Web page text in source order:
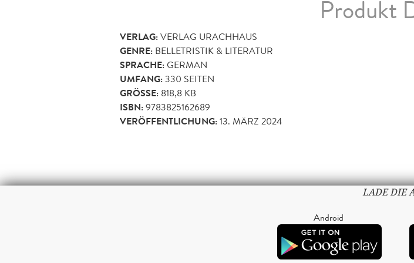
Produkt
VERLAG:VERLAG URACHHAUS
GENRE: BELLETRISTIK & LITERATUR
SPRACHE:GERMAN
UMFANG:330 SEITEN
GRÖSSE: 818,8 KB
ISBN:9783825162689
VERÖFFENTLICHUNG:13. MÄRZ 2024
LADE DIE
Android